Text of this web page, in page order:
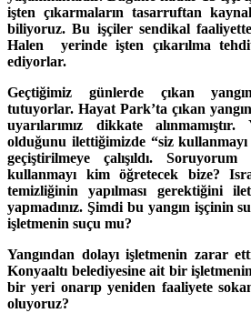
işten çıkarmaların tasarruftan
biliyoruz. Bu işçiler sendikal
Halen yerinde işten çıkarılma
ediyorlar.
Geçtiğimiz günlerde çıkan
tutuyorlar. Hayat Park’ta çıkan
uyarılarımız dikkate
olduğunu ilettiğimizde “siz
geçiştirilmeye çalışıldı.
kullanmayı kim öğretecek bize?
temizliğinin yapılması gerektiğini
yapmadınız. Şimdi bu yangın işçinin
işletmenin suçu mu?
Yangından dolayı işletmenin zarar
Konyaaltı belediyesine ait bir
bir yeri onarıp yeniden faaliyete
oluyoruz?